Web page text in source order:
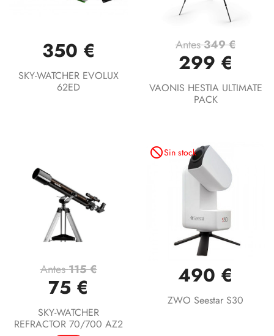
350 €
SKY-WATCHER EVOLUX
62ED
Antes349 €
299 €
VAONIS HESTIA ULTIMATE
PACK
Antes115 €
75 €
SKY-WATCHER
REFRACTOR 70/700 AZ2
not_interestedSin stock
490 €
ZWO Seestar S30